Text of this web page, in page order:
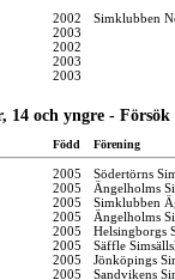
2002
Simklubben
2003
2002
2003
2003
14 och yngre - Försök
Född Förening
2005
Södertörns
2005
Ängelholms
2005
Simklubben
2005
Ängelholms
2005
Helsingborgs
2005
Säffle
2005
Jönköpings
2005
Sandvikens